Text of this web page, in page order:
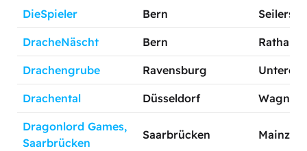
DieSpieler Bern
DracheNäscht Bern
Drachengrube Ravensburg Untere
Drachental Düsseldorf Wagner
Dragonlord Games,
Saarbrücken
Saarbrücken Mainzer